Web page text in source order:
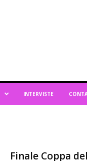
INTERVISTE
Finale Coppa